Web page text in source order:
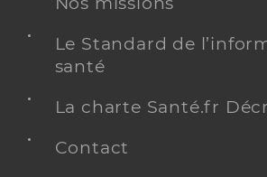
Le Standard de
santé
La charte Santé.fr
Contact